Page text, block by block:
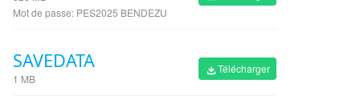
Mot de passe: PES2025 BENDEZU
SAVEDATA
1 MB
Télécharger